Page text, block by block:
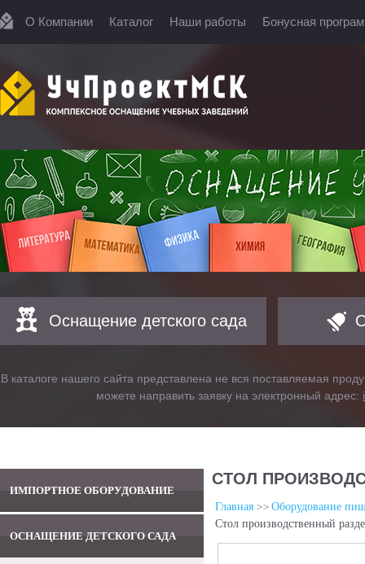
О Компании Каталог Наши работы Бонусная
Оснащение детского сада
В каталоге нашего сайта представлена не вся поставляемая
можете направить заявку на электронный адрес:
ИМПОРТНОЕ ОБОРУДОВАНИЕ
ОСНАЩЕНИЕ ДЕТСКОГО САДА
СТОЛ
Главная
Оборудование
Стол производственный